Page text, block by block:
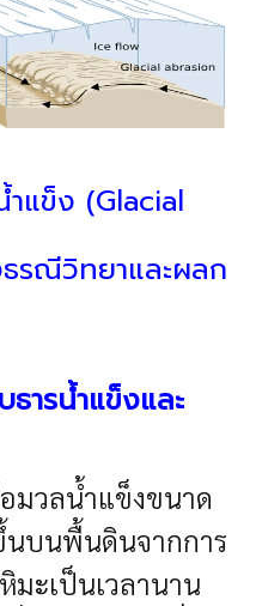
แข็ง (Glacial
รณีวิทยาและผลก
ารน้ำแข็งและ
มวลน้ำแข็งขนาด
บนพื้นดินจากการ
ะเป็นเวลานาน